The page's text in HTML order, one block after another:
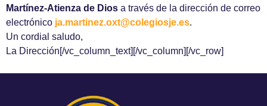
Martínez-Atienza de Dios a través de la dirección de correo
electrónico ja.martinez.oxt@colegiosje.es.
Un cordial saludo,
La Dirección[/vc_column_text][/vc_column][/vc_row]